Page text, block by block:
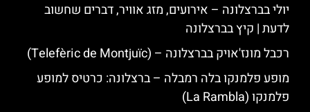
יולי בברצלונה – אירועים, מזג אוויר, דברים שחשוב
לדעת | קיץ בברצלונה
רכבל מונז'אויק בברצלונה – (Telefèric de Montjuïc)
מופע פלמנקו בלה רמבלה – ברצלונה: כרטיס למופע
פלמנקו (La Rambla)